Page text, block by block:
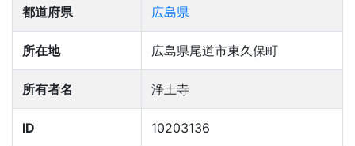
都道府県 広島県
所在地 広島県尾道市東久保町
所有者名 浄土寺
ID 10203136